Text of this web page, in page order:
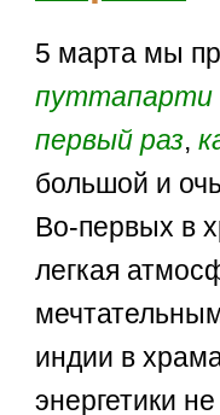
5 марта мы
путтапарти
первый раз,
большой и
Во-первых в
легкая
индии в
энергетики